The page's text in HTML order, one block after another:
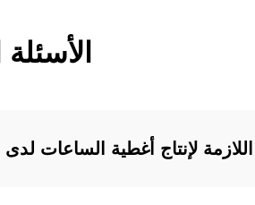
لإنتاج أغطية الساعات